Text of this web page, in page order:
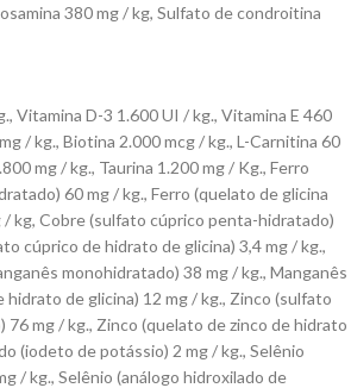
380 mg / kg, Sulfato de condroitina
Vitamina D-3 1.600 UI / kg., Vitamina E 460
/ kg., Biotina 2.000 mcg / kg., L-Carnitina 60
mg / kg., Taurina 1.200 mg / Kg., Ferro
60 mg / kg., Ferro (quelato de glicina
kg, Cobre (sulfato cúprico penta-hidratado)
cúprico de hidrato de glicina) 3,4 mg / kg.,
monohidratado) 38 mg / kg., Manganês
hidrato de glicina) 12 mg / kg., Zinco (sulfato
76 mg / kg., Zinco (quelato de zinco de hidrato
(iodeto de potássio) 2 mg / kg., Selênio
/ kg., Selênio (análogo hidroxilado de